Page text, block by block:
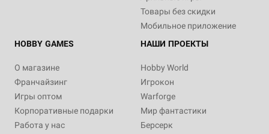
Товары без скидки
Мобильное приложение
HOBBY GAMES
О магазине
Франчайзинг
Игры оптом
Корпоративные подарки
Работа у нас
НАШИ ПРОЕКТЫ
Hobby World
Игрокон
Warforge
Мир фантастики
Берсерк